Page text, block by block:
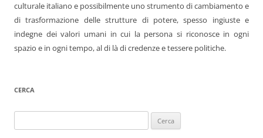
culturale italiano e possibilmente uno strumento di cambiamento e
di trasformazione delle strutture di potere, spesso ingiuste e
indegne dei valori umani in cui la persona si riconosce in ogni
spazio e in ogni tempo, al di là di credenze e tessere politiche.
CERCA
per: